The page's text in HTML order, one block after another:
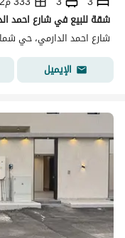
شارع احمد الدارمي، حي
الإيميل